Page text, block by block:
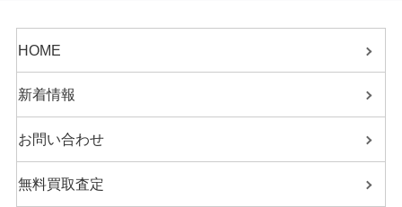
HOME
新着情報
お問い合わせ
無料買取査定